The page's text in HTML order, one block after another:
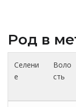
Род в
Селени
е
Воло
сть